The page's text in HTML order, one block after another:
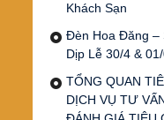
Khách Sạn
Đèn Hoa Đăng –
Dịp Lễ 30/4 &
TỔNG QUAN
DỊCH VỤ TƯ